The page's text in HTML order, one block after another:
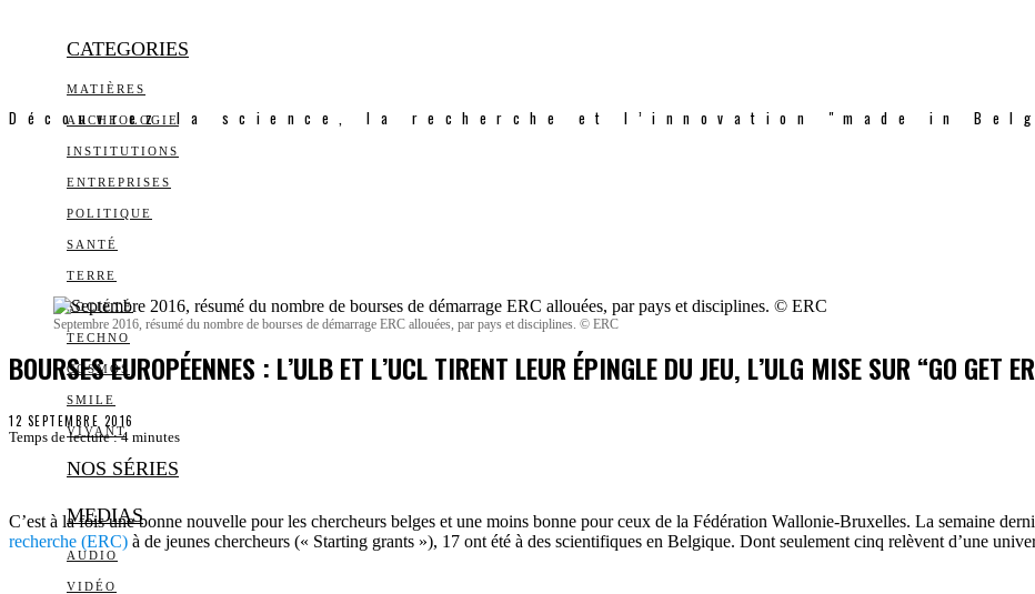
CATEGORIES
MATIÈRES
ARCHEOLOGIE
INSTITUTIONS
ENTREPRISES
POLITIQUE
SANTÉ
TERRE
SOCIÉTÉ
TECHNO
COSMOS
SMILE
VIVANT
NOS SÉRIES
MEDIAS
AUDIO
VIDÉO
Découvrez la science, la recherche et l’innovation "made in
Septembre 2016, résumé du nombre de bourses de démarrage ERC allouées, par pays et disciplines. © ERC
BOURSES EUROPÉENNES : L’ULB ET L’UCL TIRENT LEUR ÉPINGLE DU JEU, L’ULG MISE SUR “GO GET
12 SEPTEMBRE 2016
Temps de lecture :4 minutes
C’est à la fois une bonne nouvelle pour les chercheurs belges et une moins bonne pour ceux de la Fédération Wallonie-Bruxelles. La semaine
recherche (ERC) à de jeunes chercheurs (« Starting grants »), 17 ont été à des scientifiques en Belgique. Dont seulement cinq relèvent d’une